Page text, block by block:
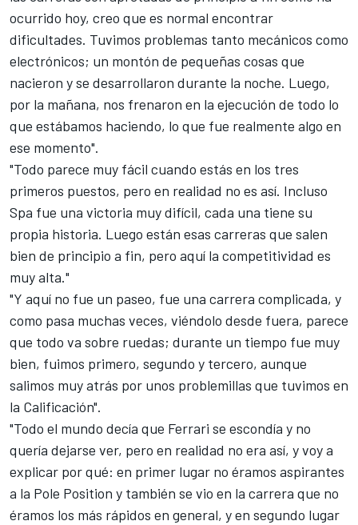
ocurrido hoy, creo que es normal encontrar
dificultades. Tuvimos problemas tanto mecánicos como
electrónicos; un montón de pequeñas cosas que
nacieron y se desarrollaron durante la noche. Luego,
por la mañana, nos frenaron en la ejecución de todo lo
que estábamos haciendo, lo que fue realmente algo en
ese momento".
"Todo parece muy fácil cuando estás en los tres
primeros puestos, pero en realidad no es así. Incluso
Spa fue una victoria muy difícil, cada una tiene su
propia historia. Luego están esas carreras que salen
bien de principio a fin, pero aquí la competitividad es
muy alta."
"Y aquí no fue un paseo, fue una carrera complicada, y
como pasa muchas veces, viéndolo desde fuera, parece
que todo va sobre ruedas; durante un tiempo fue muy
bien, fuimos primero, segundo y tercero, aunque
salimos muy atrás por unos problemillas que tuvimos en
la Calificación".
"Todo el mundo decía que Ferrari se escondía y no
quería dejarse ver, pero en realidad no era así, y voy a
explicar por qué: en primer lugar no éramos aspirantes
a la Pole Position y también se vio en la carrera que no
éramos los más rápidos en general, y en segundo lugar